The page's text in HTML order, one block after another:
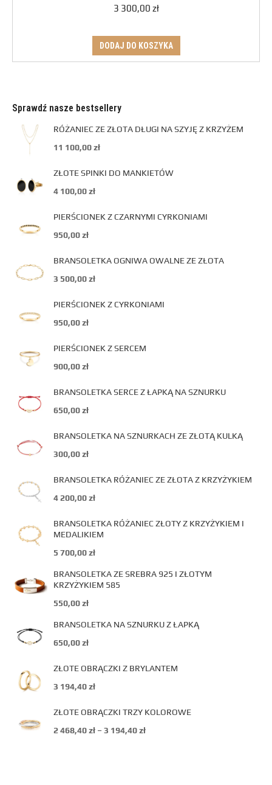
3 300,00 zł
DODAJ DO KOSZYKA
Sprawdź nasze bestsellery
RÓŻANIEC ZE ZŁOTA DŁUGI NA SZYJĘ Z KRZYŻEM
11 100,00zł
ZŁOTE SPINKI DO MANKIETÓW
4 100,00zł
PIERŚCIONEK Z CZARNYMI CYRKONIAMI
950,00zł
BRANSOLETKA OGNIWA OWALNE ZE ZŁOTA
3 500,00zł
PIERŚCIONEK Z CYRKONIAMI
950,00zł
PIERŚCIONEK Z SERCEM
900,00zł
BRANSOLETKA SERCE Z ŁAPKĄ NA SZNURKU
650,00zł
BRANSOLETKA NA SZNURKACH ZE ZŁOTĄ KULKĄ
300,00zł
BRANSOLETKA RÓŻANIEC ZE ZŁOTA Z KRZYŻYKIEM
4 200,00zł
BRANSOLETKA RÓŻANIEC ZŁOTY Z KRZYŻYKIEM I
MEDALIKIEM
5 700,00zł
BRANSOLETKA ZE SREBRA 925 I ZŁOTYM
KRZYŻYKIEM 585
550,00zł
BRANSOLETKA NA SZNURKU Z ŁAPKĄ
650,00zł
ZŁOTE OBRĄCZKI Z BRYLANTEM
3 194,40zł
ZŁOTE OBRĄCZKI TRZY KOLOROWE
2 468,40zł – 3 194,40zł